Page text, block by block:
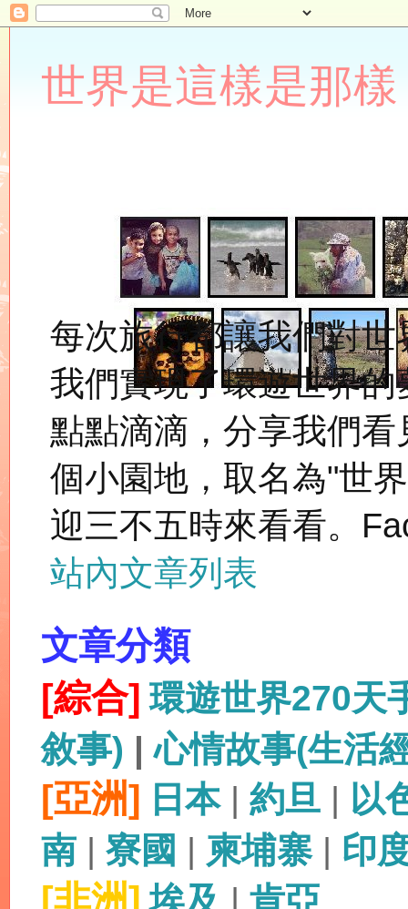
世界是這樣是那樣
每次旅行都讓我們對
我們實現了環遊世界
點點滴滴，分享我們
個小園地，取名為"世
迎三不五時來看看。
站內文章列表
文章分類
[綜合] 環遊世界270天
敘事) |心情故事(生活
[亞洲] 日本| 約旦 | 以
南 | 寮國 | 柬埔寨| 印
[非洲] 埃及 | 肯亞